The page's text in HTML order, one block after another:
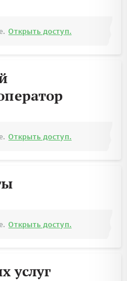
Открыть доступ.
Открыть доступ.
Открыть доступ.
услуг